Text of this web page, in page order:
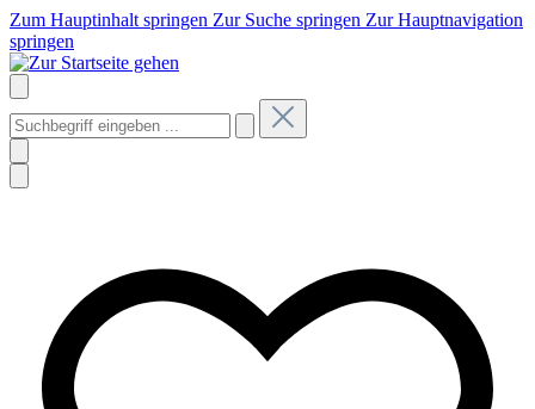
Zum Hauptinhalt springen Zur Suche springen Zur Hauptnavigation
springen